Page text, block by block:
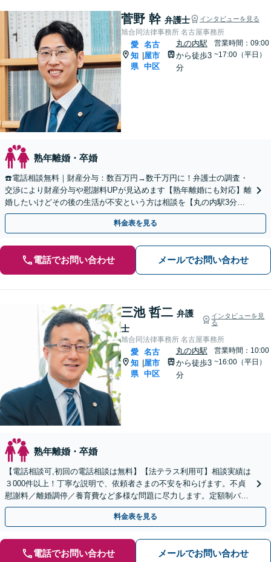
菅野 幹 弁護士 インタビューを見る
旭合同法律事務所 名古屋事務所
愛
知
県
名古
屋市
中区
丸の内駅
から徒歩3
分
営業時間：09:00
~17:00（平日）
熟年離婚・卒婚
☎️電話相談無料｜財産分与：数百万円→数千万円に！弁護士の調査・
交渉により財産分与や慰謝料UPが見込めます【熟年離婚にも対応】離
婚したいけどその後の生活が不安という方は相談を【丸の内駅3分】
【休日面談可】【WEB面談可】
料金表を見る
電話でお問い合わせ メールでお問い合わせ
三池 哲二 弁護
士
インタビューを見
る
旭合同法律事務所 名古屋事務所
愛
知
県
名古
屋市
中区
丸の内駅
から徒歩3
分
営業時間：10:00
~16:00（平日）
熟年離婚・卒婚
【電話相談可,初回の電話相談は無料】【法テラス利用可】相談実績は
３000件以上！丁寧な説明で、依頼者さまの不安を和らげます。不貞
慰謝料／離婚調停／養育費など多様な問題に尽力します。定額制バッ
クアッププランあり【夜間休日対応】【丸の内駅3分】
料金表を見る
電話でお問い合わせ メールでお問い合わせ